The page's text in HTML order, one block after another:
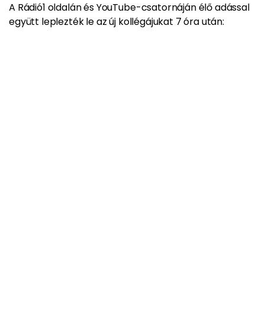
A Rádió1 oldalán és YouTube-csatornáján élő adással
együtt leplezték le az új kollégájukat 7 óra után: